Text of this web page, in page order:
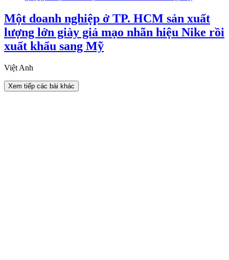
Một doanh nghiệp ở TP. HCM sản xuất
lượng lớn giày giả mạo nhãn hiệu Nike rồi
xuất khẩu sang Mỹ
Việt Anh
Xem tiếp các bài khác